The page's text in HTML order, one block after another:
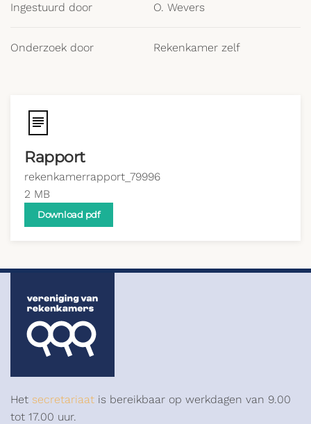
Ingestuurd door O. Wevers
Onderzoek door Rekenkamer zelf
Rapport
rekenkamerrapport_79996
2 MB
Download pdf
Het secretariaat is bereikbaar op werkdagen van 9.00
tot 17.00 uur.